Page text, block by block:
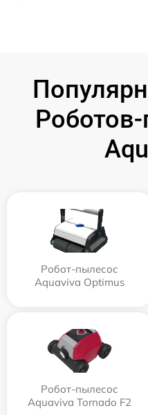
Робот-пылесос
Aquaviva Optimus
Робот-пылесос
Aquaviva Tornado F2